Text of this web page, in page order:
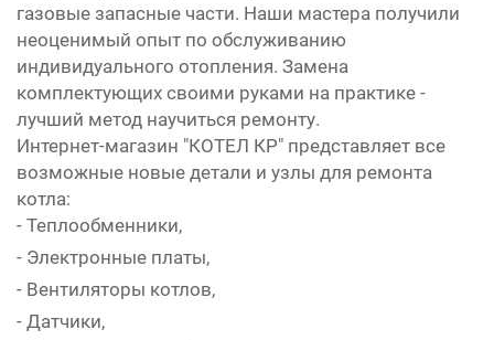
газовые запасные части. Наши мастера получили
неоценимый опыт по обслуживанию
индивидуального отопления. Замена
комплектующих своими руками на практике -
лучший метод научиться ремонту.
Интернет-магазин "КОТЕЛ КР" представляет все
возможные новые детали и узлы для ремонта
котла:
- Теплообменники,
- Электронные платы,
- Вентиляторы котлов,
- Датчики,